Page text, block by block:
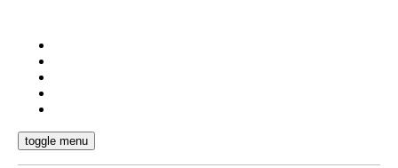
toggle menu